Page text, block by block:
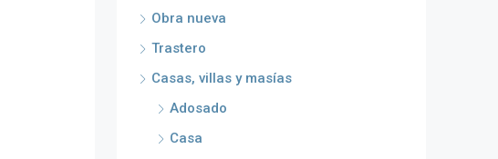
Obra nueva
Trastero
Casas, villas y masías
Adosado
Casa